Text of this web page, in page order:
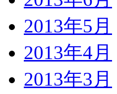
2013年5月
2013年4月
2013年3月